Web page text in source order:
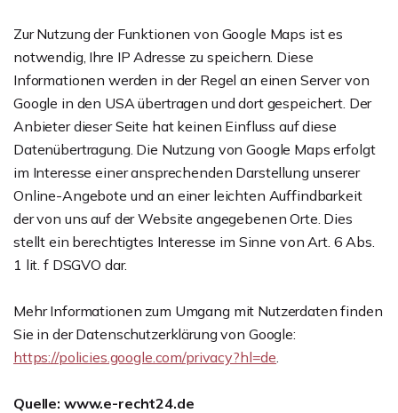
Zur Nutzung der Funktionen von Google Maps ist es
notwendig, Ihre IP Adresse zu speichern. Diese
Informationen werden in der Regel an einen Server von
Google in den USA übertragen und dort gespeichert. Der
Anbieter dieser Seite hat keinen Einfluss auf diese
Datenübertragung. Die Nutzung von Google Maps erfolgt
im Interesse einer ansprechenden Darstellung unserer
Online-Angebote und an einer leichten Auffindbarkeit
der von uns auf der Website angegebenen Orte. Dies
stellt ein berechtigtes Interesse im Sinne von Art. 6 Abs.
1 lit. f DSGVO dar.
Mehr Informationen zum Umgang mit Nutzerdaten finden
Sie in der Datenschutzerklärung von Google:
https://policies.google.com/privacy?hl=de.
Quelle: www.e-recht24.de